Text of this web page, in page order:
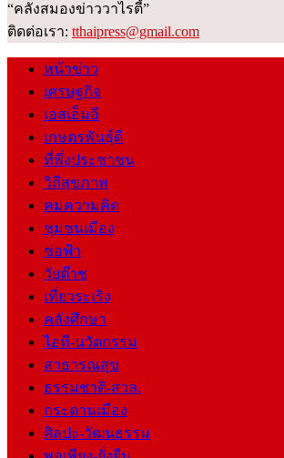
“คลังสมองข่าววาไรตี้”
ติดต่อเรา: tthaipress@gmail.com
หน้าข่าว
เศรษฐกิจ
เอสเอ็มอี
เกษตรพันธุ์ดี
ที่พึ่งประชาชน
วิถีสุขภาพ
คมความคิด
ชุมชนเมือง
ช่อฟ้า
วัยต๊าช
เที่ยวระเริง
คลังศึกษา
ไอที-นวัตกรรม
สาธารณสุข
ธรรมชาติ-สวล.
กระดานเมือง
ศิลปะ-วัฒนธรรม